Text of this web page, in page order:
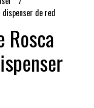
dispenser de red
Rosca